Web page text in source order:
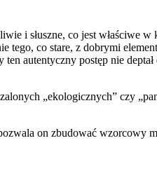
i słuszne, co jest właściwe
tego, co stare, z dobrymi
autentyczny postęp nie deptał
„ekologicznych” czy
on zbudować wzorcowy